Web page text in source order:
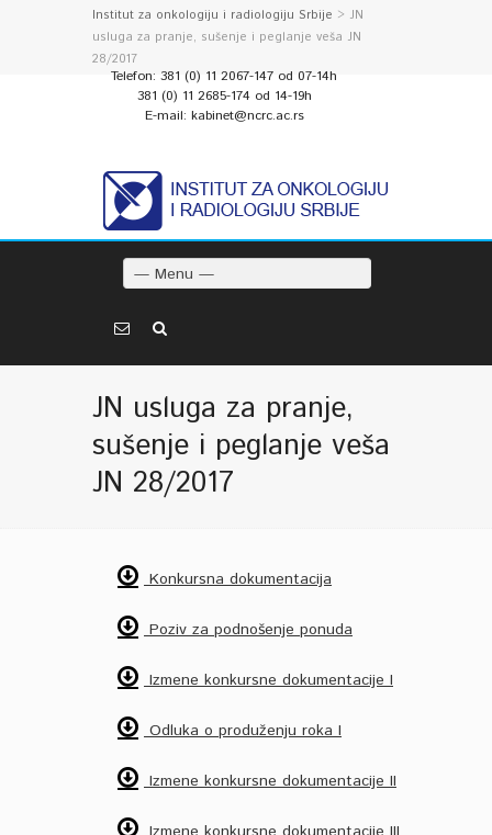
Institut za onkologiju i radiologiju Srbije > JN
usluga za pranje, sušenje i peglanje veša JN
28/2017
Telefon: 381 (0) 11 2067-147 od 07-14h
381 (0) 11 2685-174 od 14-19h
E-mail: kabinet@ncrc.ac.rs
— Menu —
JN usluga za pranje,
sušenje i peglanje veša
JN 28/2017
Konkursna dokumentacija
Poziv za podnošenje ponuda
Izmene konkursne dokumentacije I
Odluka o produženju roka I
Izmene konkursne dokumentacije II